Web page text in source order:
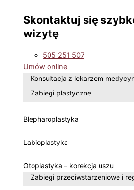
Skontaktuj się
wizytę
505 251 507
Umów online
Konsultacja z lekarzem
Zabiegi plastyczne
Blepharoplastyka
Labioplastyka
Otoplastyka – korekcja uszu
Zabiegi przeciwstarzeniowe i